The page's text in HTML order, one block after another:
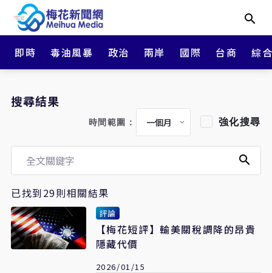
即時 毒油風暴 政治 兩岸 國際 台商 綜
搜尋結果
時間範圍： 強化搜尋
已找到29則相關結果
評論
【梅花短評】輸美關稅調降的昂貴
隱藏代價
2026/01/15